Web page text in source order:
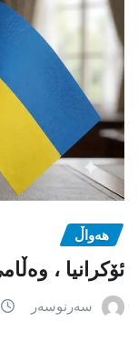
هەواڵ
ئۆکرانیا ،
سەرنوسەر